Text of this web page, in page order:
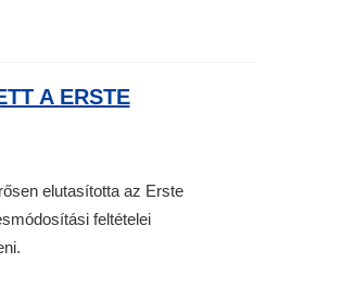
A ERSTE
elutasította az Erste
feltételei